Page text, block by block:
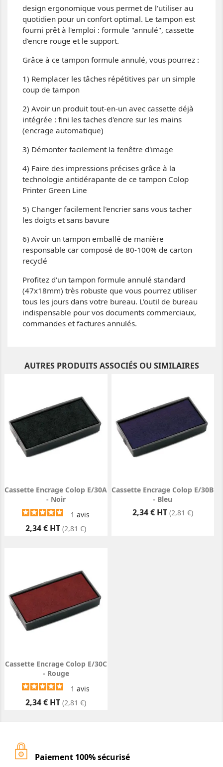
design ergonomique vous permet de l'utiliser au
quotidien pour un confort optimal. Le tampon est
fourni prêt à l'emploi : formule "annulé", cassette
d'encre rouge et le support.
Grâce à ce tampon formule annulé, vous pourrez :
1) Remplacer les tâches répétitives par un simple
coup de tampon
2) Avoir un produit tout-en-un avec cassette déjà
intégrée : fini les taches d'encre sur les mains
(encrage automatique)
3) Démonter facilement la fenêtre d'image
4) Faire des impressions précises grâce à la
technologie antidérapante de ce tampon Colop
Printer Green Line
5) Changer facilement l'encrier sans vous tacher
les doigts et sans bavure
6) Avoir un tampon emballé de manière
responsable car composé de 80-100% de carton
recyclé
Profitez d'un tampon formule annulé standard
(47x18mm) très robuste que vous pourrez utiliser
tous les jours dans votre bureau. L'outil de bureau
indispensable pour vos documents commerciaux,
commandes et factures annulés.
AUTRES PRODUITS ASSOCIÉS OU SIMILAIRES
Cassette Encrage Colop E/30A
- Noir
1avis
Prix
2,34 € HT (2,81 €)
Cassette Encrage Colop E/30B
- Bleu
Prix
2,34 € HT (2,81 €)
Cassette Encrage Colop E/30C
- Rouge
1avis
Prix
2,34 € HT (2,81 €)
Paiement 100% sécurisé